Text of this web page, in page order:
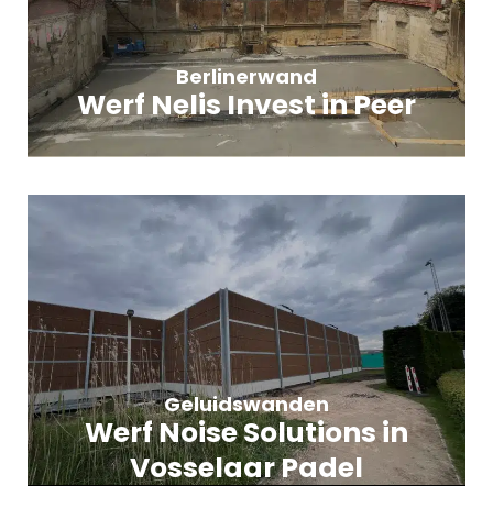
Berlinerwand
Werf Nelis Invest in Peer
Geluidswanden
Werf Noise Solutions in
Vosselaar Padel